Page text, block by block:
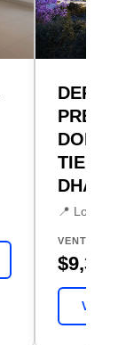
📍 Loma
VENTA
VER